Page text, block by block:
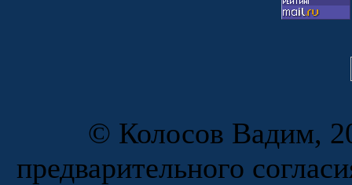
© Колосов Вадим,
предварительного